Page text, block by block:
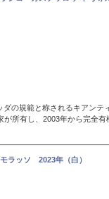
の規範と称されるキアンテ
所有し、2003年から完全有
ラッソ 2023年（白）